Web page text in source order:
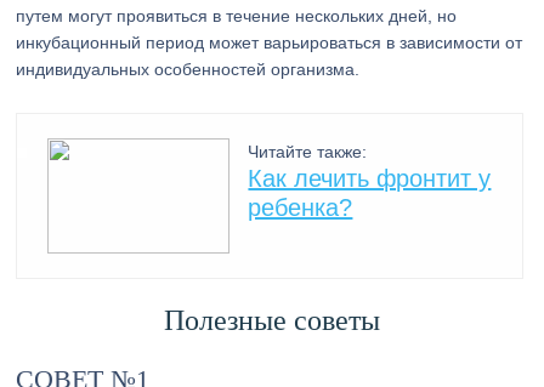
путем могут проявиться в течение нескольких дней, но
инкубационный период может варьироваться в зависимости от
индивидуальных особенностей организма.
Читайте также:
Как лечить фронтит у
ребенка?
Полезные советы
СОВЕТ №1